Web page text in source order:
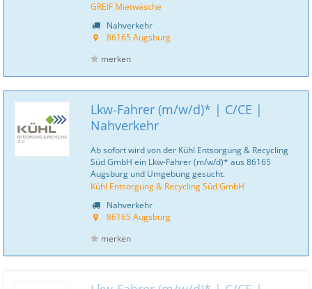
GREIF Mietwäsche
Nahverkehr
86165 Augsburg
merken
Lkw-Fahrer (m/w/d)* | C/CE |
Nahverkehr
Ab sofort wird von der Kühl Entsorgung & Recycling
Süd GmbH ein Lkw-Fahrer (m/w/d)* aus 86165
Augsburg und Umgebung gesucht.
Kühl Entsorgung & Recycling Süd GmbH
Nahverkehr
86165 Augsburg
merken